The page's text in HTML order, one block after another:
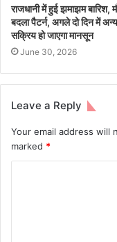
राजधानी में हुई झमाझम बारिश,
बदला पैटर्न, अगले दो दिन में
सक्रिय हो जाएगा मानसून
June 30, 2026
Leave a Reply
Your email address will
marked *